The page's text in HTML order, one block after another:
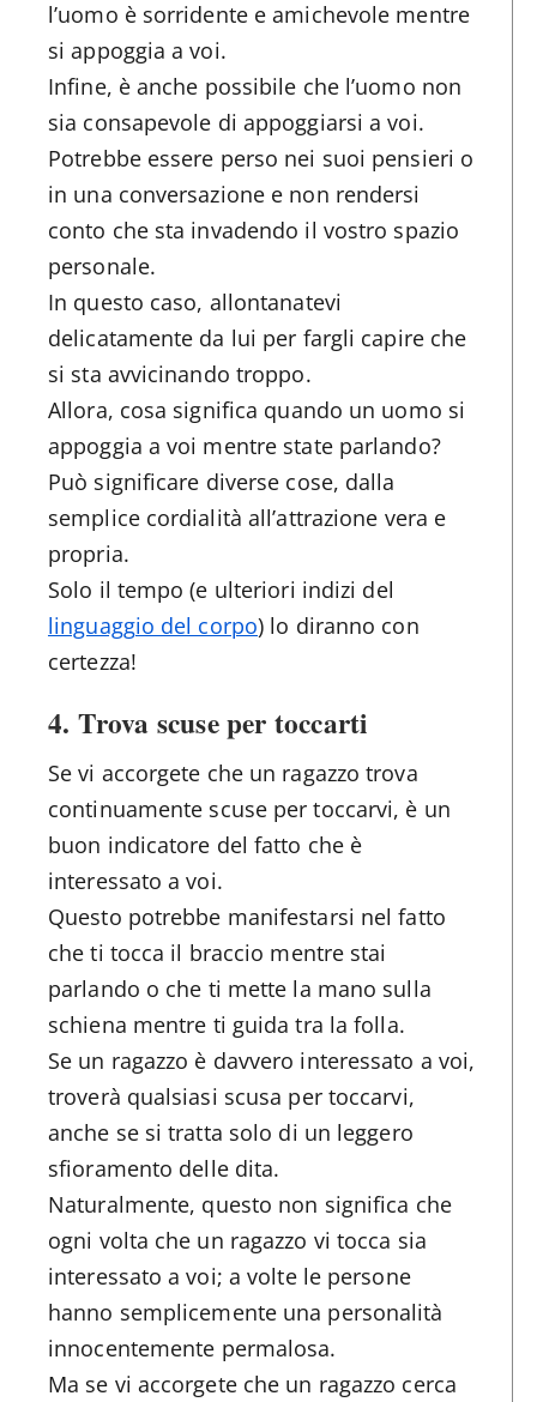
l’uomo è sorridente e amichevole mentre
si appoggia a voi.
Infine, è anche possibile che l’uomo non
sia consapevole di appoggiarsi a voi.
Potrebbe essere perso nei suoi pensieri o
in una conversazione e non rendersi
conto che sta invadendo il vostro spazio
personale.
In questo caso, allontanatevi
delicatamente da lui per fargli capire che
si sta avvicinando troppo.
Allora, cosa significa quando un uomo si
appoggia a voi mentre state parlando?
Può significare diverse cose, dalla
semplice cordialità all’attrazione vera e
propria.
Solo il tempo (e ulteriori indizi del
linguaggio del corpo) lo diranno con
certezza!
4. Trova scuse per toccarti
Se vi accorgete che un ragazzo trova
continuamente scuse per toccarvi, è un
buon indicatore del fatto che è
interessato a voi.
Questo potrebbe manifestarsi nel fatto
che ti tocca il braccio mentre stai
parlando o che ti mette la mano sulla
schiena mentre ti guida tra la folla.
Se un ragazzo è davvero interessato a voi,
troverà qualsiasi scusa per toccarvi,
anche se si tratta solo di un leggero
sfioramento delle dita.
Naturalmente, questo non significa che
ogni volta che un ragazzo vi tocca sia
interessato a voi; a volte le persone
hanno semplicemente una personalità
innocentemente permalosa.
Ma se vi accorgete che un ragazzo cerca